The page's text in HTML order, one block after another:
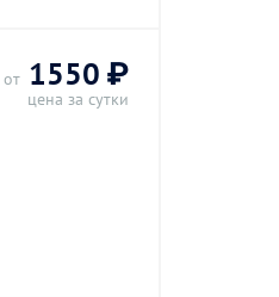
от 1550 ₽
цена за сутки